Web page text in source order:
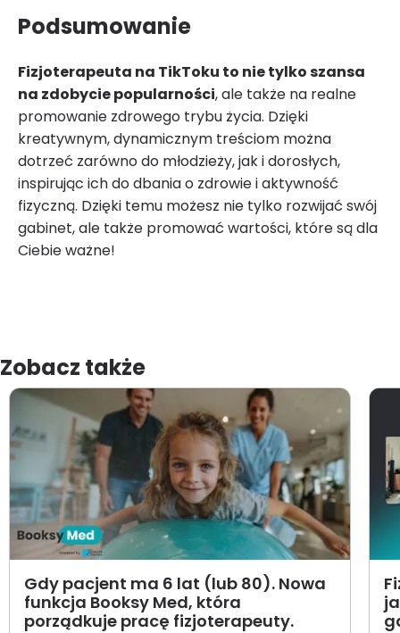
Podsumowanie
Fizjoterapeuta na TikToku to nie tylko szansa
na zdobycie popularności, ale także na realne
promowanie zdrowego trybu życia. Dzięki
kreatywnym, dynamicznym treściom można
dotrzeć zarówno do młodzieży, jak i dorosłych,
inspirując ich do dbania o zdrowie i aktywność
fizyczną. Dzięki temu możesz nie tylko rozwijać swój
gabinet, ale także promować wartości, które są dla
Ciebie ważne!
Zobacz także
Gdy pacjent ma 6 lat (lub 80). Nowa
funkcja Booksy Med, która
porządkuje pracę fizjoterapeuty.